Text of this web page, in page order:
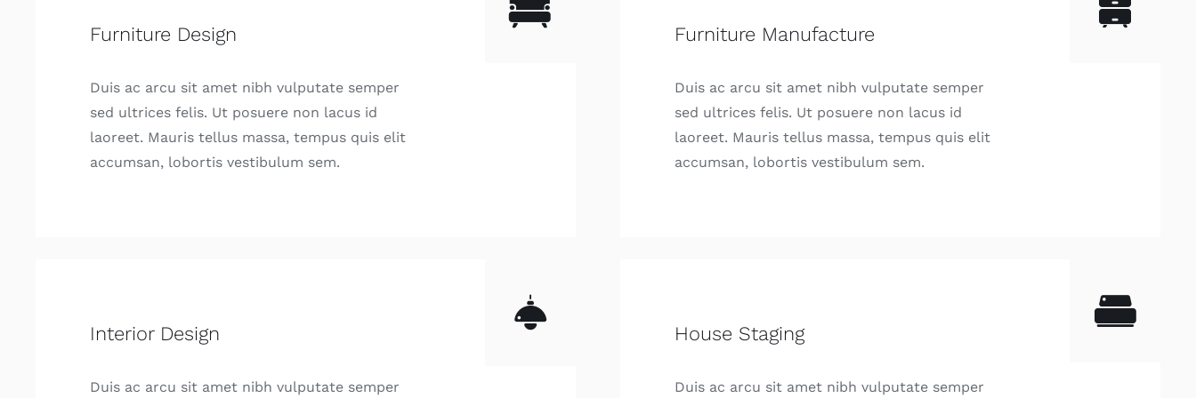
Furniture Design
Duis ac arcu sit amet nibh vulputate semper
sed ultrices felis. Ut posuere non lacus id
laoreet. Mauris tellus massa, tempus quis elit
accumsan, lobortis vestibulum sem.
Furniture Manufacture
Duis ac arcu sit amet nibh vulputate semper
sed ultrices felis. Ut posuere non lacus id
laoreet. Mauris tellus massa, tempus quis elit
accumsan, lobortis vestibulum sem.
Interior Design
Duis ac arcu sit amet nibh vulputate semper
House Staging
Duis ac arcu sit amet nibh vulputate semper